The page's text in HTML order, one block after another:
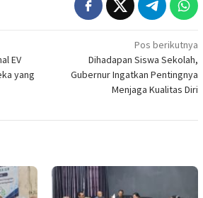
EV
yang
Pos berikutnya
Dihadapan Siswa Sekolah,
Gubernur Ingatkan Pentingnya
Menjaga Kualitas Diri